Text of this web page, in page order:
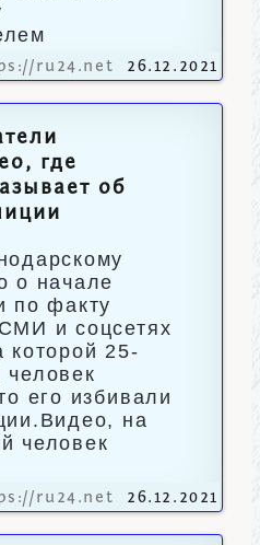
ru24.net 26.12.2021
где
об
о начале
по факту
и соцсетях
которой 25-
его избивали
на
человек
ru24.net 26.12.2021